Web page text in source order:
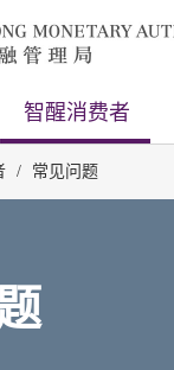
智醒消费者
/ 常见问题